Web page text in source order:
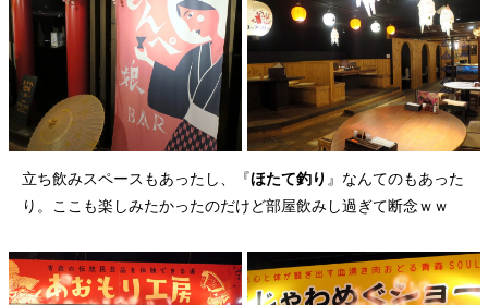
立ち飲みスペースもあったし、『ほたて釣り 』なんてのもあった
り。ここも楽しみたかったのだけど部屋飲みし過ぎて断念ｗｗ